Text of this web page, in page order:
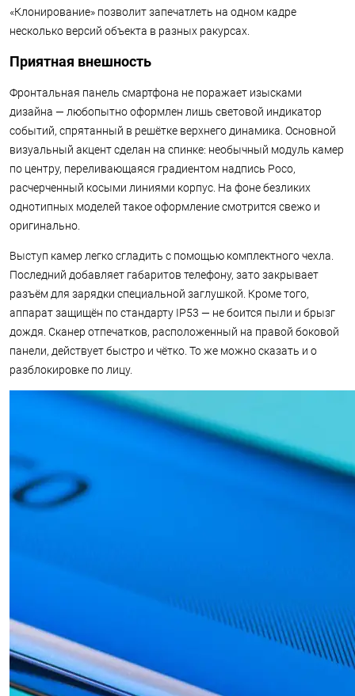
«Клонирование» позволит запечатлеть на одном кадре
несколько версий объекта в разных ракурсах.
Приятная внешность
Фронтальная панель смартфона не поражает изысками
дизайна — любопытно оформлен лишь световой индикатор
событий, спрятанный в решётке верхнего динамика. Основной
визуальный акцент сделан на спинке: необычный модуль камер
по центру, переливающаяся градиентом надпись Poco,
расчерченный косыми линиями корпус. На фоне безликих
однотипных моделей такое оформление смотрится свежо и
оригинально.
Выступ камер легко сгладить с помощью комплектного чехла.
Последний добавляет габаритов телефону, зато закрывает
разъём для зарядки специальной заглушкой. Кроме того,
аппарат защищён по стандарту IP53 — не боится пыли и брызг
дождя. Сканер отпечатков, расположенный на правой боковой
панели, действует быстро и чётко. То же можно сказать и о
разблокировке по лицу.